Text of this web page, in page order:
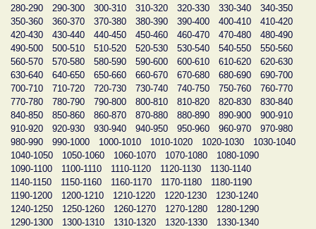
280-290 290-300 300-310 310-320 320-330 330-340
340-350
350-360
360-370 370-380 380-390 390-400 400-410
410-420
420-430
430-440 440-450 450-460 460-470 470-480
480-490
490-500
500-510 510-520 520-530 530-540 540-550
550-560
560-570
570-580 580-590 590-600 600-610 610-620
620-630
630-640
640-650 650-660 660-670 670-680 680-690
690-700
700-710
710-720 720-730 730-740 740-750 750-760
760-770
770-780
780-790 790-800 800-810 810-820 820-830
830-840
840-850
850-860 860-870 870-880 880-890 890-900
900-910
910-920
920-930 930-940 940-950 950-960 960-970
970-980
980-990
990-1000 1000-1010 1010-1020 1020-1030
1030-1040
1040-1050
1050-1060 1060-1070 1070-1080
1080-1090
1090-1100
1100-1110 1110-1120 1120-1130
1130-1140
1140-1150
1150-1160 1160-1170 1170-1180
1180-1190
1190-1200
1200-1210 1210-1220 1220-1230
1230-1240
1240-1250
1250-1260 1260-1270 1270-1280
1280-1290
1290-1300
1300-1310 1310-1320 1320-1330
1330-1340